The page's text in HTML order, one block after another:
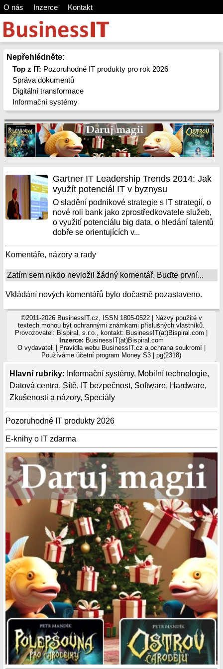
O nás Inzerce Kontakt
Nepřehlédněte:
Top z IT: Pozoruhodné IT produkty pro rok 2026
Správa dokumentů
Digitální transformace
Informační systémy
Hlavní rubriky: Informační systémy, Mobilní technologie,
Datová centra, Sítě, IT bezpečnost, Software, Hardware,
Zkušenosti a názory, Speciály
Pozoruhodné IT produkty 2026
E-knihy o IT zdarma
Gartner IT Leadership Trends 2014: Jak
využít potenciál IT v byznysu
O sladění podnikové strategie s IT strategií, o
nové roli bank jako zprostředkovatele služeb,
o využití potenciálu big data, o hledání talentů
dobře se orientujících v...
Komentáře, názory a rady
Zatím sem nikdo nevložil žádný komentář. Buďte první...
Vkládání nových komentářů bylo dočasně pozastaveno.
©2011-2026 BusinessIT.cz, ISSN 1805-0522 | Názvy použité v
textech mohou být ochrannými známkami příslušných vlastníků.
Provozovatel: Bispiral, s.r.o., kontakt: BusinessIT(at)Bispiral.com |
Inzerce: BusinessIT(at)Bispiral.com
O vydavateli
Pravidla webu BusinessIT.cz a ochrana soukromí|
Používámeúčetní program Money S3 | pg(2318)